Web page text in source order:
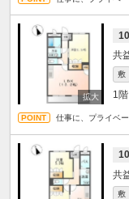
敷
1階
仕事に、プライベ
敷